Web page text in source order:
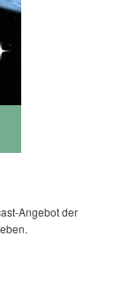
Angebot der